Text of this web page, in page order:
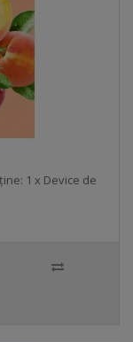
1 x Device de